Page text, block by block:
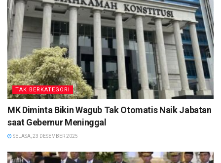
TAK BERKATEGORI
MK Diminta Bikin Wagub Tak Otomatis Naik Jabatan
saat Gebernur Meninggal
SELASA, 23 DESEMBER 2025